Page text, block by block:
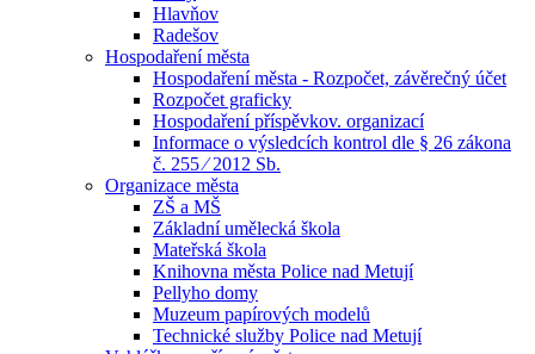
Hlavňov
Radešov
Hospodaření města
Hospodaření města - Rozpočet, závěrečný účet
Rozpočet graficky
Hospodaření příspěvkov. organizací
Informace o výsledcích kontrol dle § 26 zákona
č. 255 ⁄ 2012 Sb.
Organizace města
ZŠ a MŠ
Základní umělecká škola
Mateřská škola
Knihovna města Police nad Metují
Pellyho domy
Muzeum papírových modelů
Technické služby Police nad Metují